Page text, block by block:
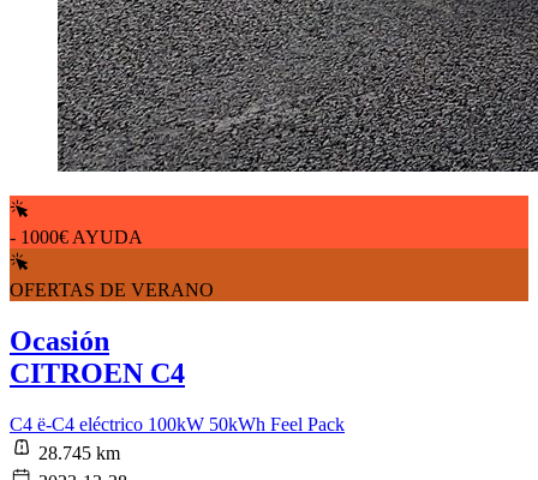
- 1000€ AYUDA
OFERTAS DE VERANO
Ocasión
CITROEN C4
C4 ë-C4 eléctrico 100kW 50kWh Feel Pack
28.745 km